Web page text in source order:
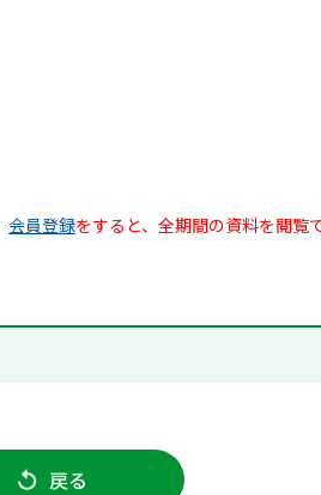
会員登録をすると、全期間の資料を閲覧
戻る